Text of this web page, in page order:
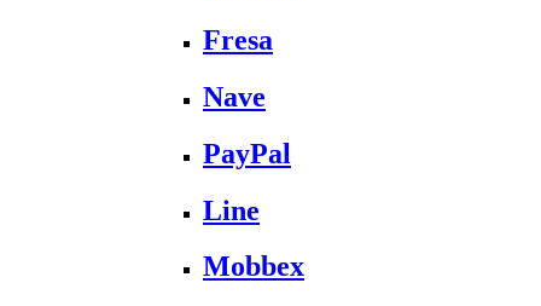
Fresa
Nave
PayPal
Line
Mobbex